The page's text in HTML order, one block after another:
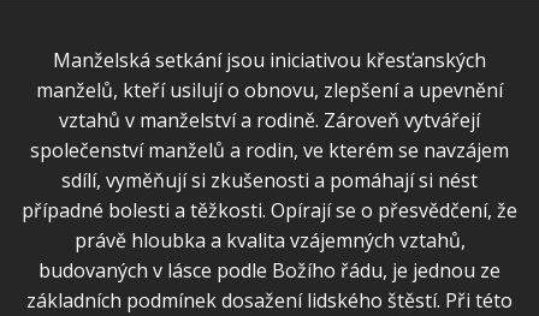
Manželská setkání jsou iniciativou křesťanských
manželů, kteří usilují o obnovu, zlepšení a upevnění
vztahů v manželství a rodině. Zároveň vytvářejí
společenství manželů a rodin, ve kterém se navzájem
sdílí, vyměňují si zkušenosti a pomáhají si nést
případné bolesti a těžkosti. Opírají se o přesvědčení, že
právě hloubka a kvalita vzájemných vztahů,
budovaných v lásce podle Božího řádu, je jednou ze
základních podmínek dosažení lidského štěstí. Při této